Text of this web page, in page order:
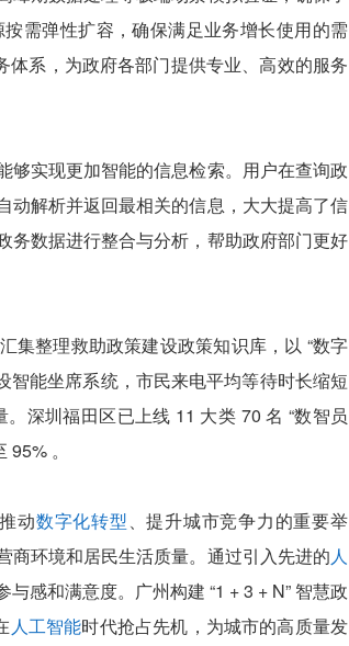
需弹性扩容，确保满足业务增长使用的需
系，为政府各部门提供专业、高效的服务
够实现更加智能的信息检索。用户在查询政
动解析并返回最相关的信息，大大提高了信
务数据进行整合与分析，帮助政府部门更好
集整理救助政策建设政策知识库，以 “数字
智能坐席系统，市民来电平均等待时长缩短
深圳福田区已上线 11 大类 70 名 “数智员
。
动数字化转型、提升城市竞争力的重要举
商环境和居民生活质量。通过引入先进的人
感和满意度。广州构建 “1 + 3 + N” 智慧政
人工智能时代抢占先机，为城市的高质量发